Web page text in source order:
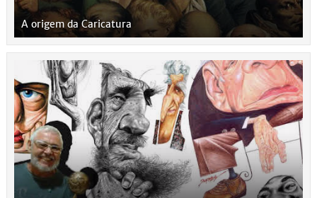
A origem da Caricatura